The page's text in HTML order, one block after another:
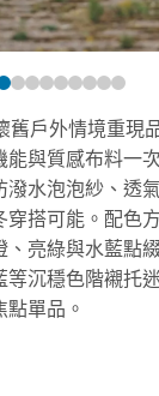
舊戶外情境重現
能與質感布料一
潑水泡泡紗、透
穿搭可能。配色
、亮綠與水藍點
等沉穩色階襯托
單品。